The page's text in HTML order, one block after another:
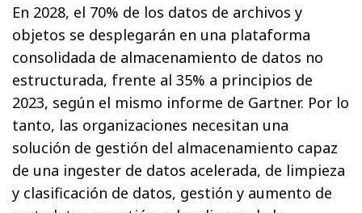
En 2028, el 70% de los datos de archivos y
objetos se desplegarán en una plataforma
consolidada de almacenamiento de datos no
estructurada, frente al 35% a principios de
2023, según el mismo informe de Gartner. Por lo
tanto, las organizaciones necesitan una
solución de gestión del almacenamiento capaz
de una ingester de datos acelerada, de limpieza
y clasificación de datos, gestión y aumento de